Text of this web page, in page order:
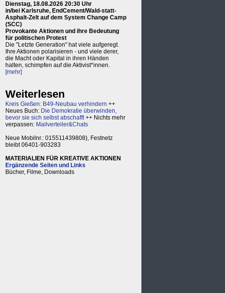
Dienstag, 18.08.2026 20:30 Uhr
in/bei Karlsruhe, EndCement/Wald-statt-
Asphalt-Zelt auf dem System Change Camp
(SCC)
Provokante Aktionen und ihre Bedeutung
für politischen Protest
Die "Letzte Generation" hat viele aufgeregt.
Ihre Aktionen polarisieren - und viele derer,
die Macht oder Kapital in ihren Händen
halten, schimpfen auf die Aktivist*innen.
[mehr]
Weiterlesen
Kreis Gießen: B49-Neubau verhindern ++
Neues Buch: Die Demokratie überwinden,
bevor sie sich selbst abschafft++ Nichts mehr
verpassen: Mailverteiler&Chats
Neue Mobilnr.: 015511439808), Festnetz
bleibt 06401-903283
MATERIALIEN FÜR KREATIVE AKTIONEN
Ergänzende Seiten und Links
Bücher, Filme, Downloads